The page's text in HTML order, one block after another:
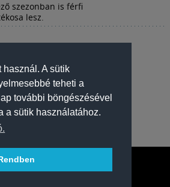
használ. A sütik
teheti a
további böngészésével
a sütik használatához.
szezonban is férfi
lesz.